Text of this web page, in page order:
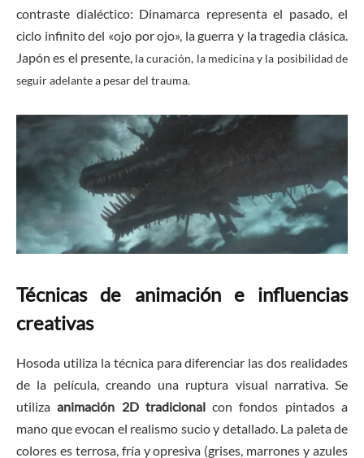
contraste dialéctico: Dinamarca representa el pasado, el
ciclo infinito del «ojo por ojo», la guerra y la tragedia clásica.
Japón es el presente,la curación, la medicina y la posibilidad de
seguir adelante a pesar del trauma.
Técnicas de animación e influencias
creativas
Hosoda utiliza la técnica para diferenciar las dos realidades
de la película, creando una ruptura visual narrativa. Se
utilizaanimación 2D tradicionalcon fondos pintados a
mano que evocan el realismo sucio y detallado. La paleta de
colores es terrosa, fría y opresiva (grises, marrones y azules